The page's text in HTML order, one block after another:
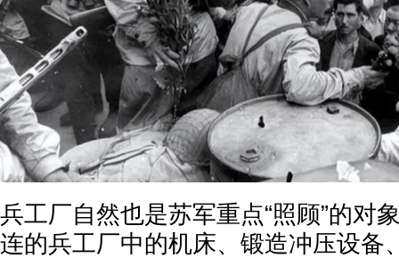
兵工厂自然也是苏军重点“照顾”的对
连的兵工厂中的机床、锻造冲压设备